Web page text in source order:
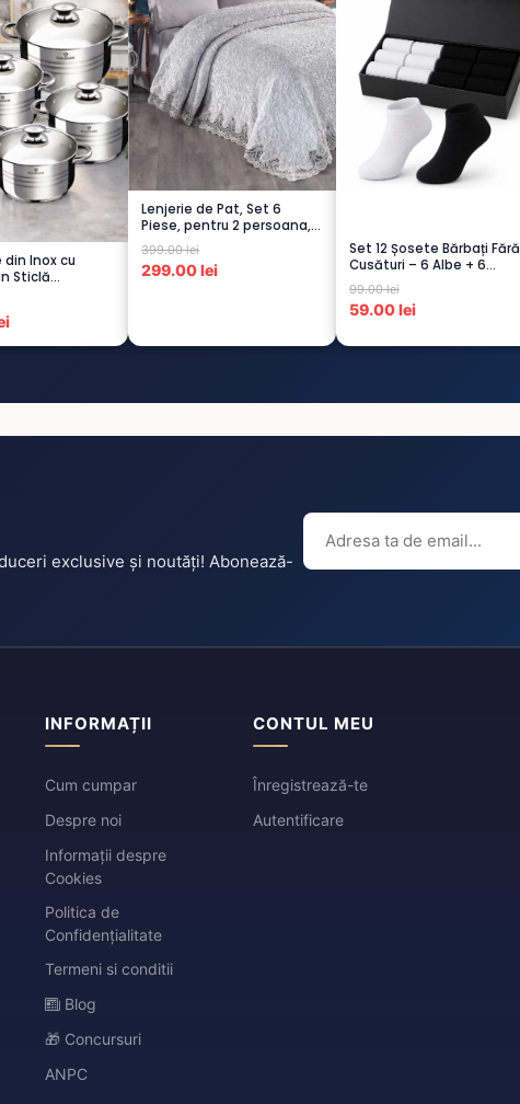
din Inox cu
Sticlă
Lenjerie de Pat, Set 6
Piese, pentru 2 persoana,
GRI -1...
399.00 lei
299.00 lei
Set 12 Șosete Bărbați Fără
Cusături – 6 Albe + 6
Negre...
99.00 lei
59.00 lei
exclusive și noutăți! Abonează-
INFORMAȚII
Cum cumpar
Despre noi
Informații despre
Cookies
Politica de
Confidențialitate
Termeni si conditii
Blog
🎁 Concursuri
ANPC
CONTUL MEU
Înregistrează-te
Autentificare